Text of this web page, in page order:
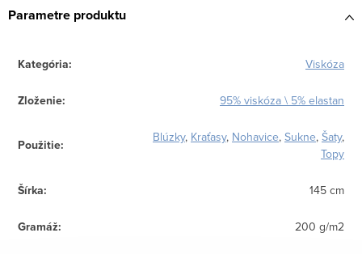
Parametre produktu
Kategória: Viskóza
Zloženie: 95% viskóza \ 5% elastan
Použitie: Blúzky, Kraťasy, Nohavice, Sukne, Šaty,
Topy
Šírka: 145 cm
Gramáž: 200 g/m2